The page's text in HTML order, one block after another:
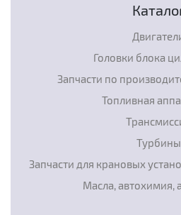
Головки блока
Запчасти по
Топливная
Турбины
Запчасти для крановых
Масла, автохимия,